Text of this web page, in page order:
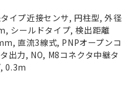
イプ近接センサ, 円柱型, 外径
シールドタイプ, 検出距離
直流3線式, PNPオープンコ
出力, NO, M8コネクタ中継タ
0.3m